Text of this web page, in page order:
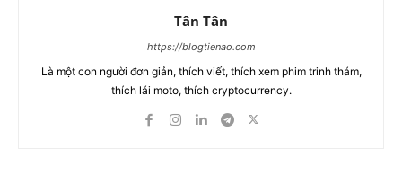
Tân Tân
https://blogtienao.com
Là một con người đơn giản, thích viết, thích xem phim trinh thám,
thích lái moto, thích cryptocurrency.